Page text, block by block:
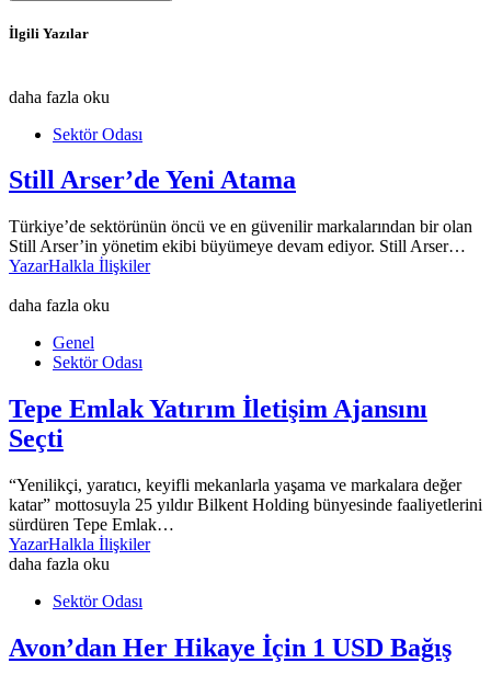
İlgili Yazılar
daha fazla oku
Sektör Odası
Still Arser’de Yeni Atama
Türkiye’de sektörünün öncü ve en güvenilir markalarından bir olan
Still Arser’in yönetim ekibi büyümeye devam ediyor. Still Arser…
YazarHalkla İlişkiler
daha fazla oku
Genel
Sektör Odası
Tepe Emlak Yatırım İletişim Ajansını
Seçti
“Yenilikçi, yaratıcı, keyifli mekanlarla yaşama ve markalara değer
katar” mottosuyla 25 yıldır Bilkent Holding bünyesinde faaliyetlerini
sürdüren Tepe Emlak…
YazarHalkla İlişkiler
daha fazla oku
Sektör Odası
Avon’dan Her Hikaye İçin 1 USD Bağış